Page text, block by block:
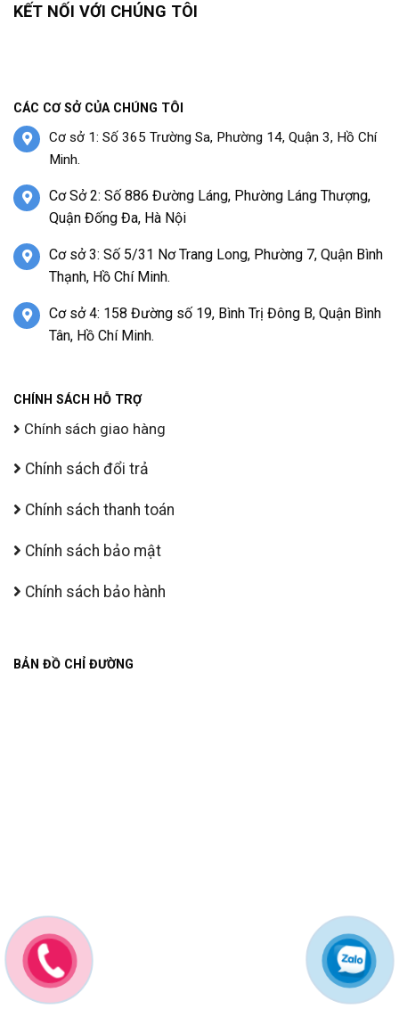
KẾT NỐI VỚI CHÚNG TÔI
CÁC CƠ SỞ CỦA CHÚNG TÔI
Cơ sở 1: Số 365 Trường Sa, Phường 14, Quận 3, Hồ Chí
Minh.
Cơ Sở 2: Số 886 Đường Láng, Phường Láng Thượng,
Quận Đống Đa, Hà Nội
Cơ sở 3: Số 5/31 Nơ Trang Long, Phường 7, Quận Bình
Thạnh, Hồ Chí Minh.
Cơ sở 4: 158 Đường số 19, Bình Trị Đông B, Quận Bình
Tân, Hồ Chí Minh.
CHÍNH SÁCH HỖ TRỢ
Chính sách giao hàng
Chính sách đổi trả
Chính sách thanh toán
Chính sách bảo mật
Chính sách bảo hành
BẢN ĐỒ CHỈ ĐƯỜNG